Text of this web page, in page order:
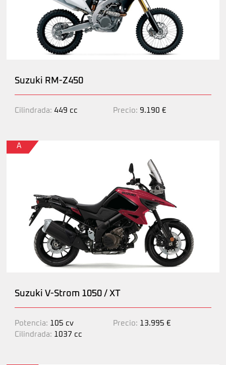
Suzuki RM-Z450
Cilindrada: 449 cc Precio: 9.190 €
A
Suzuki V-Strom 1050 / XT
Potencia: 105 cv
Cilindrada: 1037 cc
Precio: 13.995 €